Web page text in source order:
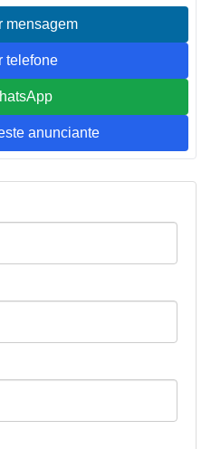
mensagem
telefone
anunciante